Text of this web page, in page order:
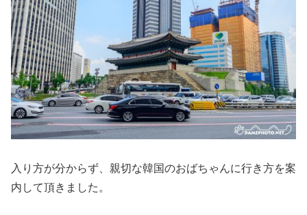
入り方が分からず、親切な韓国のおばちゃんに行き方を案
内して頂きました。